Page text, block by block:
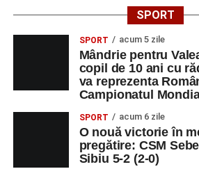
SPORT
SPORT acum 5 zile
Mândrie pentru
copil de 10 ani cu
va reprezenta
Campionatul
SPORT acum 6 zile
O nouă victorie în
pregătire: CSM
Sibiu 5-2 (2-0)